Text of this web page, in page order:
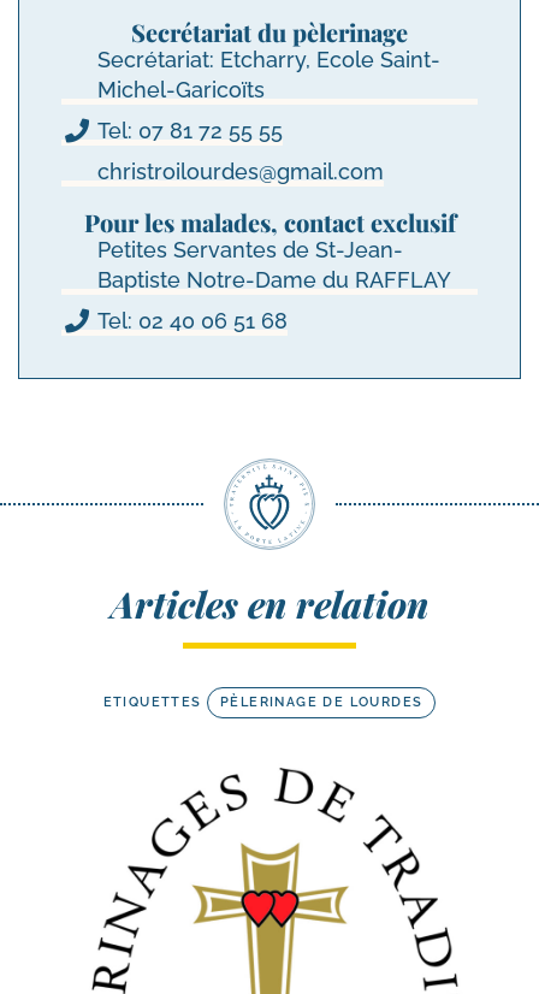
Secrétariat du pèlerinage
Secrétariat: Etcharry, Ecole Saint-
Michel-Garicoïts
Tel: 07 81 72 55 55
christroilourdes@gmail.com
Pour les malades, contact exclusif
Petites Servantes de St-Jean-
Baptiste Notre-Dame du RAFFLAY
Tel: 02 40 06 51 68
Articles en relation
ETIQUETTES PÈLERINAGE DE LOURDES